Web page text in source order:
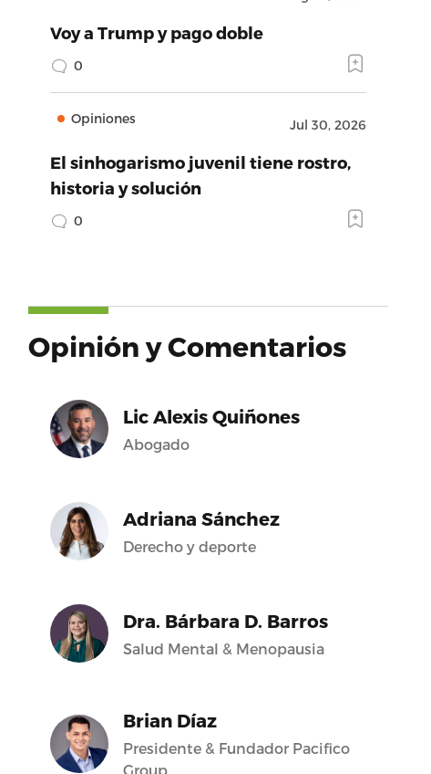
Voy a Trump y pago doble
0
Opiniones Jul 30, 2026
El sinhogarismo juvenil tiene rostro,
historia y solución
0
Opinión y Comentarios
Lic Alexis Quiñones
Abogado
Adriana Sánchez
Derecho y deporte
Dra. Bárbara D. Barros
Salud Mental & Menopausia
Brian Díaz
Presidente & Fundador Pacifico
Group